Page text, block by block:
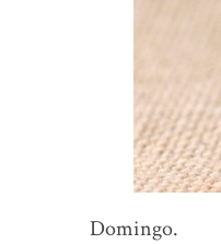
Domingo.